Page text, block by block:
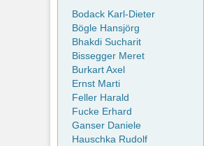
Bodack Karl-Dieter
Bögle Hansjörg
Bhakdi Sucharit
Bissegger Meret
Burkart Axel
Ernst Marti
Feller Harald
Fucke Erhard
Ganser Daniele
Hauschka Rudolf